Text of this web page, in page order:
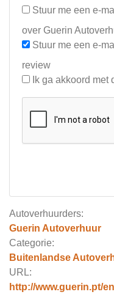
Autoverhuurders:
Guerin Autoverhuur
Categorie:
Buitenlandse
URL:
http://www.guerin.pt/
Stuur me een e-
over Guerin
Stuur me een e-
review
Ik ga akkoord met